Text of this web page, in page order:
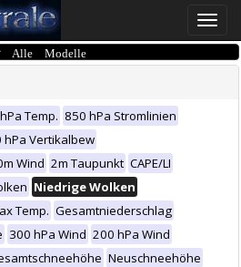
Toggle
Alle Modelle
Temp. 850 hPa Stromlinien
hPa Vertikalbew
Wind 2m Taupunkt CAPE/LI
Niedrige Wolken
Temp. Gesamtniederschlag
300 hPa Wind 200 hPa Wind
Neuschneehöhe